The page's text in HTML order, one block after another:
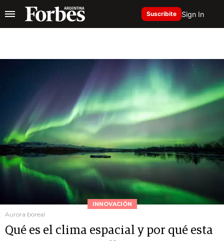
Suscribite Sign In
INNOVACIÓN
Aurora boreal
Qué es el clima espacial y por qué esta